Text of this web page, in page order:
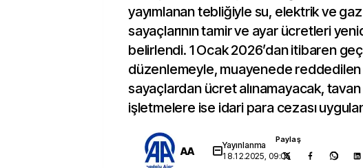
yayımlanan tebliğiyle su, elektrik ve gaz
sayaçlarının tamir ve ayar ücretleri
belirlendi. 1 Ocak 2026’dan itibaren
düzenlemeyle, muayenede reddedilen
sayaçlardan ücret alınamayacak, tavan
işletmelere ise idari para cezası
AA
Yayınlanma
18.12.2025, 09:05
Paylaş